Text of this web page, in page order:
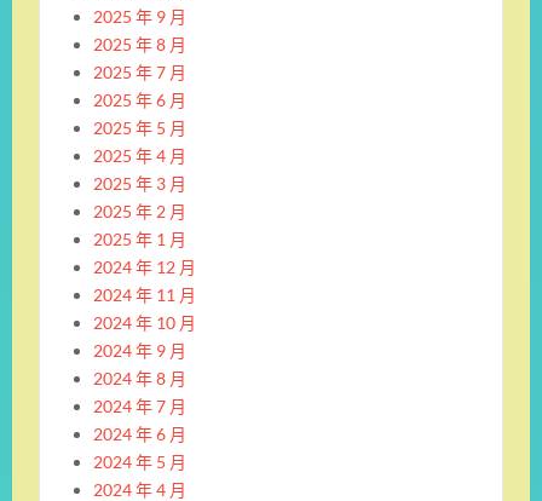
2025 年 9 月
2025 年 8 月
2025 年 7 月
2025 年 6 月
2025 年 5 月
2025 年 4 月
2025 年 3 月
2025 年 2 月
2025 年 1 月
2024 年 12 月
2024 年 11 月
2024 年 10 月
2024 年 9 月
2024 年 8 月
2024 年 7 月
2024 年 6 月
2024 年 5 月
2024 年 4 月